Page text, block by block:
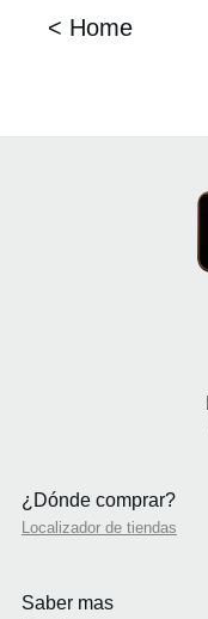
< Home
¿Dónde comprar?
Localizador de tiendas
Saber mas